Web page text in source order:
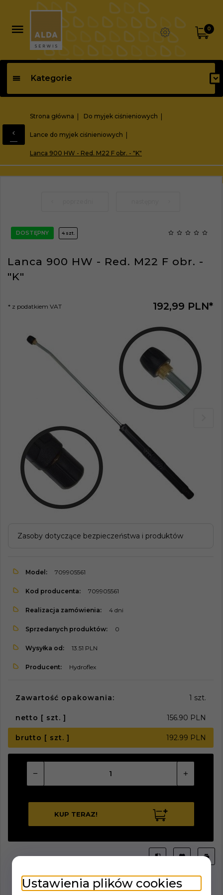
0
Kategorie
Strona główna Do myjek ciśnieniowych
Lance do myjek ciśnieniowych
Lanca 900 HW - Red. M22 F obr. - "K"
DOSTĘPNY 4 szt.
Lanca 900 HW - Red. M22 F obr. -
"K"
192,99 PLN*
* z podatkiem VAT
Zasoby dotyczące bezpieczeństwa i produktów
Model: 709905561
Kod producenta: 709905561
Realizacja zamówienia: 4 dni
Sprzedanych produktów: 0
Wysyłka od: 13.51 PLN
Producent: Hydroflex
Zawartość opakowania: 1 szt.
netto [ szt. ] 156.90 PLN
brutto [ szt. ] 192.99 PLN
KUP TERAZ!
Ustawienia plików cookies